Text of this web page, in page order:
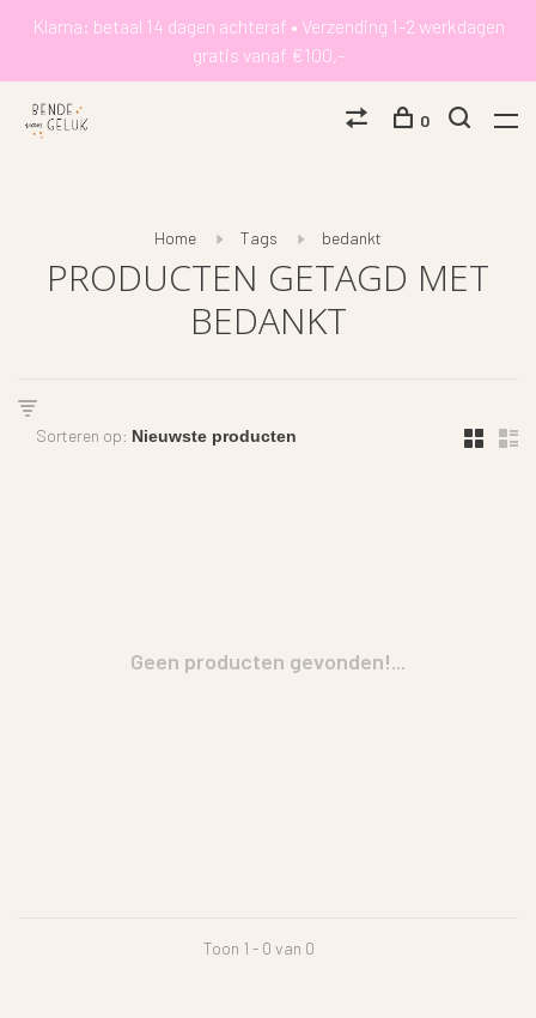
Klarna: betaal 14 dagen achteraf • Verzending 1-2 werkdagen
gratis vanaf €100,-
0
Home Tags bedankt
PRODUCTEN GETAGD MET
BEDANKT
Sorteren op:
Geen producten gevonden!...
Toon 1 - 0 van 0